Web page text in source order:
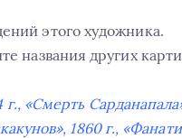
этого художника.
названия других
«Смерть
1860 г.,